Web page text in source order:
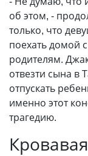
об этом, -
только, что
поехать домой
родителям.
отвезти сына в
отпускать
именно этот
трагедию.